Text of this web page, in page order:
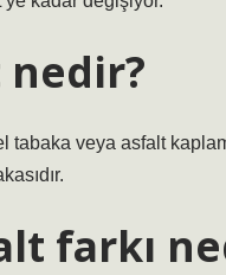
tabaka veya asfalt
farkı